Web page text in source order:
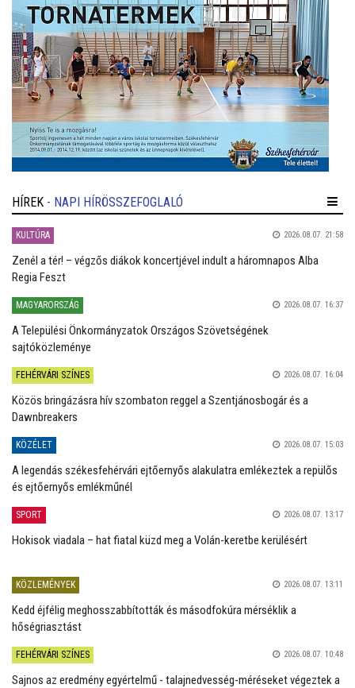
HÍREK - NAPI HÍRÖSSZEFOGLALÓ
KULTÚRA 2026.08.07. 21:58
Zenél a tér! – végzős diákok koncertjével indult a háromnapos Alba
Regia Feszt
MAGYARORSZÁG 2026.08.07. 16:37
A Települési Önkormányzatok Országos Szövetségének
sajtóközleménye
FEHÉRVÁRI SZÍNES 2026.08.07. 16:04
Közös bringázásra hív szombaton reggel a Szentjánosbogár és a
Dawnbreakers
KÖZÉLET 2026.08.07. 15:03
A legendás székesfehérvári ejtőernyős alakulatra emlékeztek a repülős
és ejtőernyős emlékműnél
SPORT 2026.08.07. 13:17
Hokisok viadala – hat fiatal küzd meg a Volán-keretbe kerülésért
KÖZLEMÉNYEK 2026.08.07. 13:11
Kedd éjfélig meghosszabbították és másodfokúra mérséklik a
hőségriasztást
FEHÉRVÁRI SZÍNES 2026.08.07. 10:48
Sajnos az eredmény egyértelmű - talajnedvesség-méréseket végeztek a